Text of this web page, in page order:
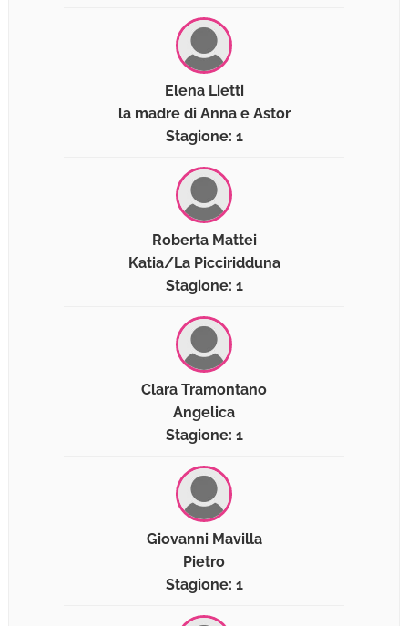
Elena Lietti
la madre di Anna e Astor
Stagione: 1
Roberta Mattei
Katia/La Picciridduna
Stagione: 1
Clara Tramontano
Angelica
Stagione: 1
Giovanni Mavilla
Pietro
Stagione: 1